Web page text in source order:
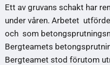
Ett av gruvans schakt har
under våren. Arbetet
och som
Bergteamets
Bergteamet stod förutom